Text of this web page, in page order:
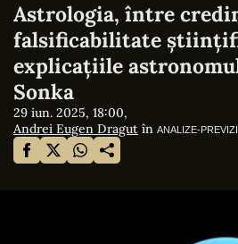
Astrologia, între
falsificabilitate
explicațiile
Sonka
29 iun. 2025, 18:00,
Andrei Eugen Dragut în ANALIZE-